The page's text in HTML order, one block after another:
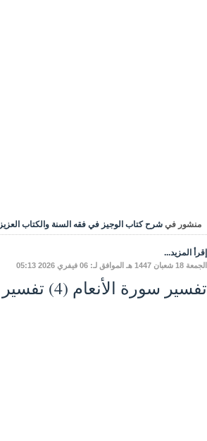
منشور في شرح كتاب الوجيز في فقه السنة والكتاب العزيز
إقرأ المزيد...
الجمعة 18 شعبان 1447 هـ الموافق لـ: 06 فيفري 2026 05:13
تفسير سورة الأنعام (4) تفسير الآية الأولى